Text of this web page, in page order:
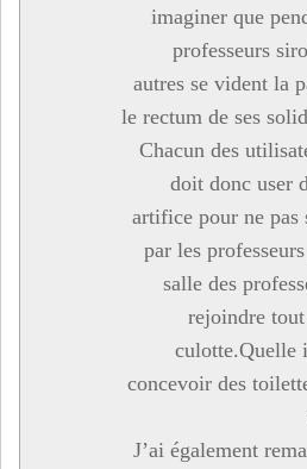
imaginer que
professeurs
autres se vident la
le rectum de ses
Chacun des
doit donc user
artifice pour ne pas
par les
salle des
rejoindre
culotte.Quelle
concevoir des
J’ai également